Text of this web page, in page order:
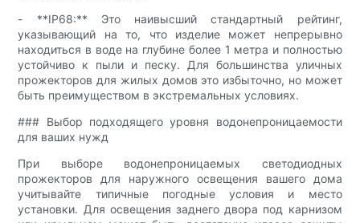
- **IP68:** Это наивысший стандартный рейтинг,
указывающий на то, что изделие может непрерывно
находиться в воде на глубине более 1 метра и полностью
устойчиво к пыли и песку. Для большинства уличных
прожекторов для жилых домов это избыточно, но может
быть преимуществом в экстремальных условиях.
### Выбор подходящего уровня водонепроницаемости
для ваших нужд
При выборе водонепроницаемых светодиодных
прожекторов для наружного освещения вашего дома
учитывайте типичные погодные условия и место
установки. Для освещения заднего двора под карнизом